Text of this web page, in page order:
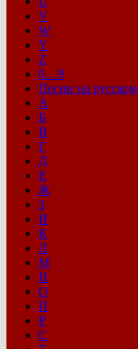
V
W
Y
Z
0…9
Песни на русском
А
Б
В
Г
Д
Е
Ж
З
И
К
Л
М
Н
О
П
Р
С